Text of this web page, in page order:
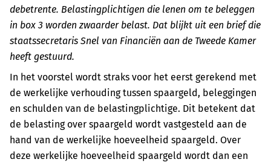
debetrente. Belastingplichtigen die lenen om te beleggen
in box 3 worden zwaarder belast. Dat blijkt uit een brief die
staatssecretaris Snel van Financiën aan de Tweede Kamer
heeft gestuurd.
In het voorstel wordt straks voor het eerst gerekend met
de werkelijke verhouding tussen spaargeld, beleggingen
en schulden van de ​belastingplichtige. Dit betekent dat
de belasting over spaargeld wordt vastgesteld aan de
hand van de werkelijke hoeveelheid spaargeld. Over
deze werkelijke hoeveelheid spaargeld wordt dan een